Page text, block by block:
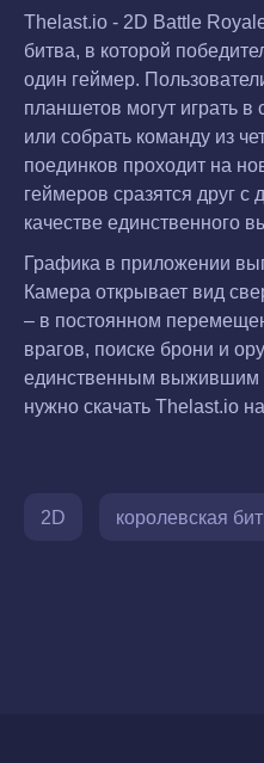
Thelast.io - 2D Battle
битва, в которой
один геймер.
планшетов могут играть
или собрать команду из
поединков проходит на
геймеров сразятся друг с
качестве единственного
Графика в приложении
Камера открывает вид
– в постоянном
врагов, поиске брони и
единственным выжившим
нужно скачать Thelast.io
2D королевская